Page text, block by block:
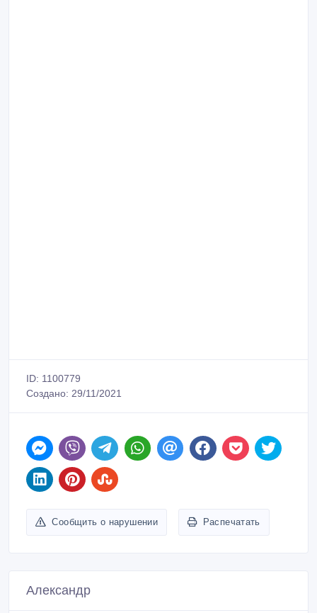
ID: 1100779
Создано: 29/11/2021
Сообщить о нарушении Распечатать
Александр